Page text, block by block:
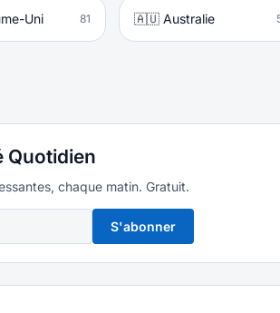
Uni 81 🇦🇺 Australie
Quotidien
chaque matin. Gratuit.
S'abonner